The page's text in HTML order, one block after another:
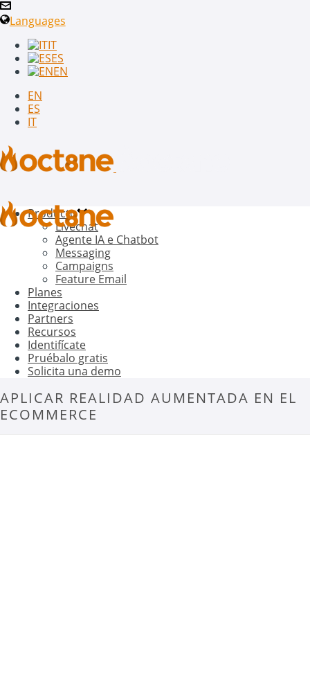
Languages
IT
ES
EN
EN
ES
IT
Producto
Livechat
Agente IA e Chatbot
Messaging
Campaigns
Feature Email
Planes
Integraciones
Partners
Recursos
Identifícate
Pruébalo gratis
Solicita una demo
APLICAR REALIDAD AUMENTADA EN EL
ECOMMERCE